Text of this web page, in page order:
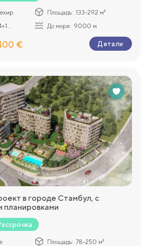
Площадь: 133-292 м²
До моря: 9000 м
€ Детали
в городе Стамбул, с
планировками
Площадь: 78-250 м²